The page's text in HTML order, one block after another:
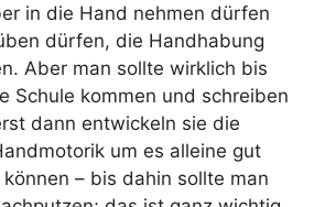
in die Hand nehmen dürfen
dürfen, die Handhabung
Aber man sollte wirklich bis
Schule kommen und schreiben
dann entwickeln sie die
um es alleine gut
– bis dahin sollte man